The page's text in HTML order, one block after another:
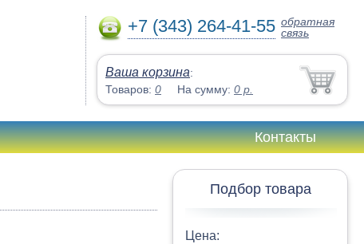
+7 (343) 264-41-55 обратная
связь
Ваша корзина:
Товаров: 0 На сумму: 0 р.
Контакты
Подбор товара
Цена: